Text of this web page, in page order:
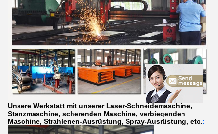
Unsere Werkstatt mit unserer Laser-Schneidemaschine,
Stanzmaschine, scherenden Maschine, verbiegenden
Maschine, Strahlenen-Ausrüstung, Spray-Ausrüstung, etc.: